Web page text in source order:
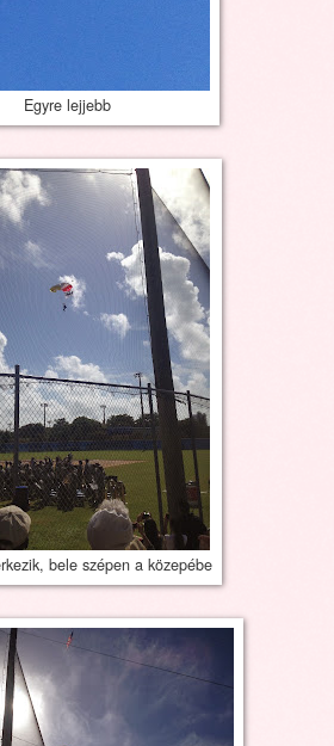
Egyre lejjebb
bele szépen a közepébe